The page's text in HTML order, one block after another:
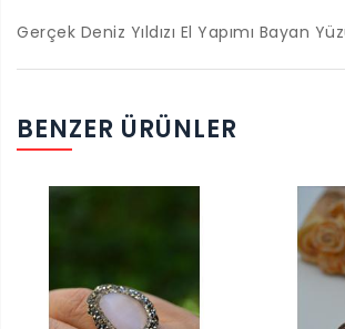
Gerçek Deniz Yıldızı El Yapımı Bayan
BENZER ÜRÜNLER